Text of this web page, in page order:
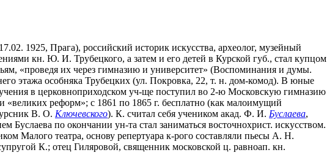
1925, Прага), российский историк искусства, археолог, музейный
кн. Ю. И. Трубецкого, а затем и его детей в Курской губ., стал купцом
«проведя их через гимназию и университет» (Воспоминания и думы.
этажа особняка Трубецких (ул. Покровка, 22, т. н. дом-комод). В юные
в церковноприходском уч-ще поступил во 2-ю Московскую гимназию
«великих реформ»; с 1861 по 1865 г. бесплатно (как малоимущий
В. О. Ключевского). К. считал себя учеником акад. Ф. И. Буслаева,
по окончании ун-та стал заниматься восточнохрист. искусством.
Малого театра, основу репертуара к-рого составляли пьесы А. Н.
К.; отец Гиляровой, священник московской ц. равноап. кн.